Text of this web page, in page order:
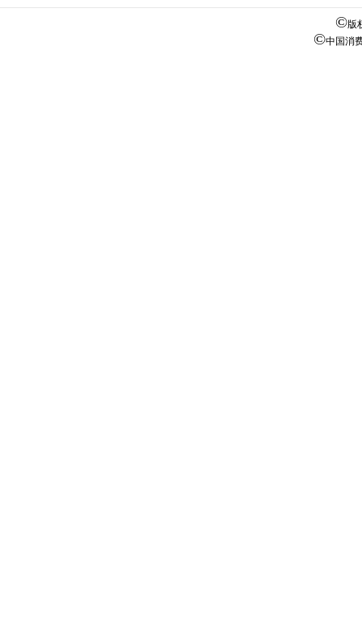
©版
©中国消